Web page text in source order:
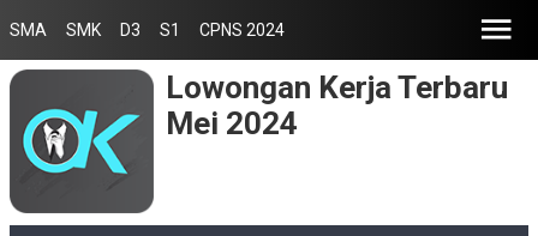
SMA SMK D3 S1 CPNS 2024
Lowongan Kerja Terbaru
Mei 2024